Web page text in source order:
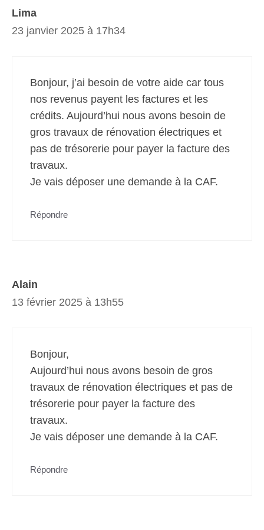
Lima
23 janvier 2025 à 17h34
Bonjour, j’ai besoin de votre aide car tous
nos revenus payent les factures et les
crédits. Aujourd’hui nous avons besoin de
gros travaux de rénovation électriques et
pas de trésorerie pour payer la facture des
travaux.
Je vais déposer une demande à la CAF.
Répondre
Alain
13 février 2025 à 13h55
Bonjour,
Aujourd’hui nous avons besoin de gros
travaux de rénovation électriques et pas de
trésorerie pour payer la facture des
travaux.
Je vais déposer une demande à la CAF.
Répondre